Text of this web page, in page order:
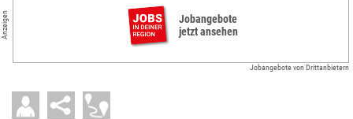
Anzeigen
Jobangebote
jetzt ansehen
Jobangebote von Drittanbietern